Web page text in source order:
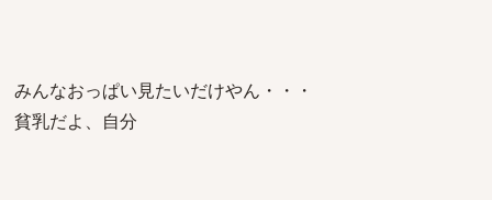
みんなおっぱい見たいだけやん・・・
貧乳だよ、自分